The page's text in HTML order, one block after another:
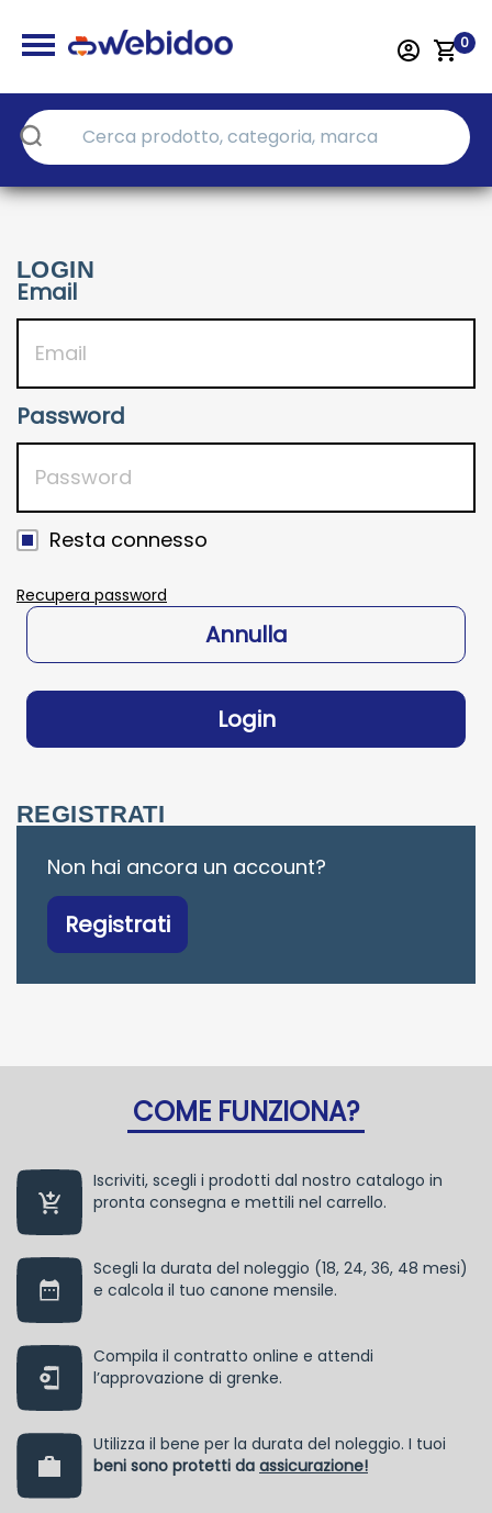
0
LOGIN
Email
Password
Resta connesso
Recupera password
Annulla
Login
REGISTRATI
Non hai ancora un account?
Registrati
COME FUNZIONA?
Iscriviti, scegli i prodotti dal nostro catalogo in
pronta consegna e mettili nel carrello.
Scegli la durata del noleggio (18, 24, 36, 48 mesi)
e calcola il tuo canone mensile.
Compila il contratto online e attendi
l’approvazione di grenke.
Utilizza il bene per la durata del noleggio. I tuoi
beni sono protetti da assicurazione!